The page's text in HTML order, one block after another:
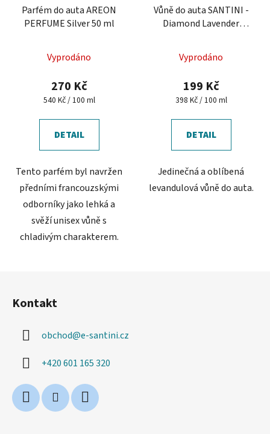
Parfém do auta AREON
PERFUME Silver 50 ml
Vyprodáno
270 Kč
Měrná
540 Kč / 100 ml
DETAIL
Tento parfém byl navržen
předními francouzskými
odborníky jako lehká a
svěží unisex vůně s
chladivým charakterem.
Vůně do auta SANTINI -
Diamond Lavender
hodnocení
produktu
je
z
Vyprodáno
199 Kč
Měrná
398 Kč / 100 ml
DETAIL
Jedinečná a oblíbená
levandulová vůně do auta.
Kontakt
obchod@e-santini.cz
+420 601 165 320